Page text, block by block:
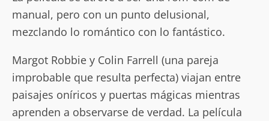
manual, pero con un punto delusional,
mezclando lo romántico con lo fantástico.
Margot Robbie y Colin Farrell (una pareja
improbable que resulta perfecta) viajan entre
paisajes oníricos y puertas mágicas mientras
aprenden a observarse de verdad. La película